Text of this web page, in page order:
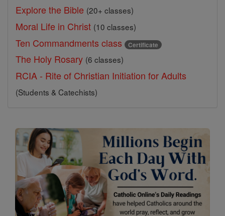
Explore the Bible (20+ classes)
Moral Life in Christ (10 classes)
Ten Commandments class Certificate
The Holy Rosary (6 classes)
RCIA - Rite of Christian Initiation for Adults
(Students & Catechists)